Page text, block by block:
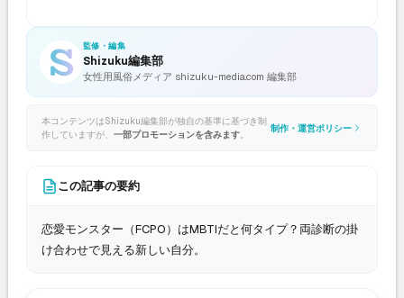
監修・編集
Shizuku編集部
女性用風俗メディア shizuku-media.com 編集部
本コンテンツはShizuku編集部が独自の基準に基づき制
作していますが、 一部プロモーションを含みます。
制作・運営ポリシー
この記事の要約
恋愛モンスター（FCPO）はMBTIだと何タイプ？両診断の掛
け合わせで見える新しい自分。